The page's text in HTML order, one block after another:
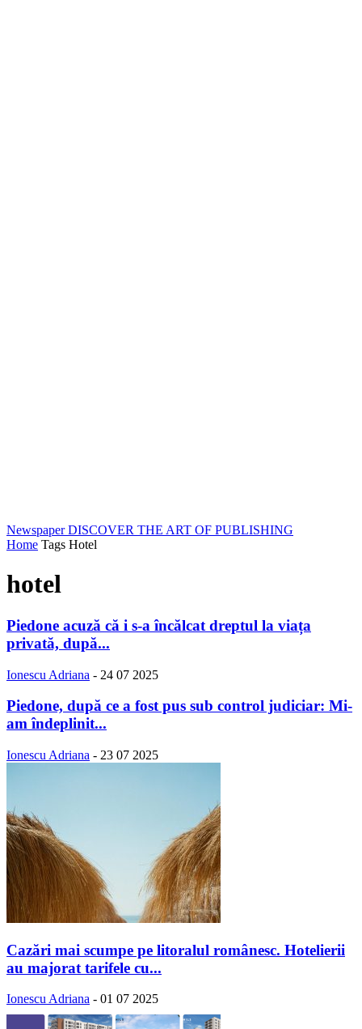
Newspaper DISCOVER THE ART OF PUBLISHING
Home Tags Hotel
hotel
Piedone acuză că i s-a încălcat dreptul la viața
privată, după...
Ionescu Adriana - 24 07 2025
Piedone, după ce a fost pus sub control judiciar: Mi-
am îndeplinit...
Ionescu Adriana - 23 07 2025
Cazări mai scumpe pe litoralul românesc. Hotelierii
au majorat tarifele cu...
Ionescu Adriana - 01 07 2025